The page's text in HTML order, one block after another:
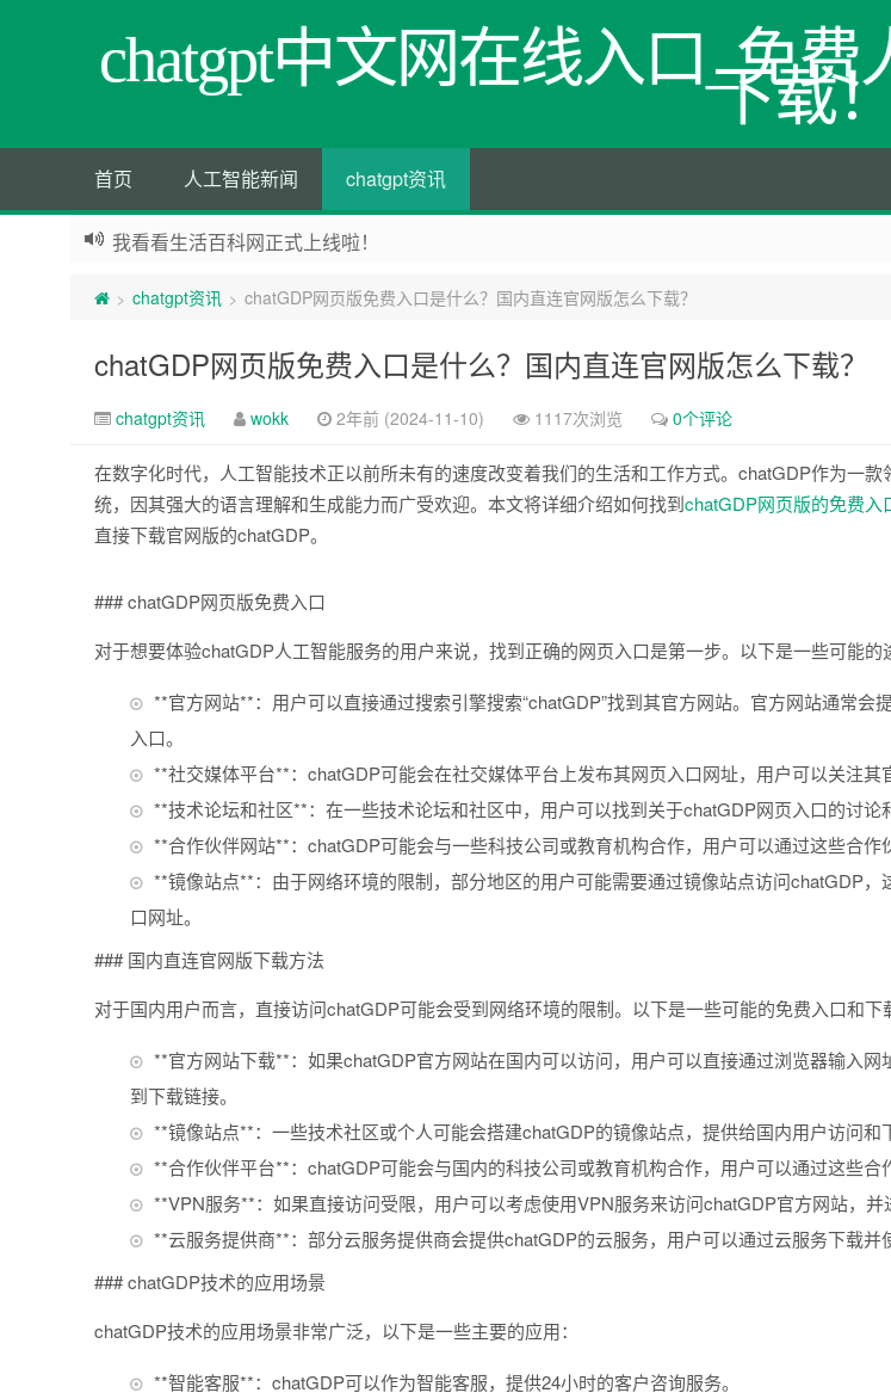
chatgpt中文网在线入口_免
下载！
首页 人工智能新闻 chatgpt资讯
我看看生活百科网正式上线啦！
> chatgpt资讯 > chatGDP网页版免费入口是什么？国内直连官网版怎么下载？
chatGDP网页版免费入口是什么？国内直连官网版怎么下载？
chatgpt资讯 wokk 2年前 (2024-11-10) 1117次浏览 0个评论
在数字化时代，人工智能技术正以前所未有的速度改变着我们的生活和工作方式。chatGDP作为一款
统，因其强大的语言理解和生成能力而广受欢迎。本文将详细介绍如何找到chatGDP网页版的免费入
直接下载官网版的chatGDP。
### chatGDP网页版免费入口
对于想要体验chatGDP人工智能服务的用户来说，找到正确的网页入口是第一步。以下是一些可能的
**官方网站**：用户可以直接通过搜索引擎搜索“chatGDP”找到其官方网站。官方网站通常会
入口。
**社交媒体平台**：chatGDP可能会在社交媒体平台上发布其网页入口网址，用户可以关注其
**技术论坛和社区**：在一些技术论坛和社区中，用户可以找到关于chatGDP网页入口的讨论
**合作伙伴网站**：chatGDP可能会与一些科技公司或教育机构合作，用户可以通过这些合作
**镜像站点**：由于网络环境的限制，部分地区的用户可能需要通过镜像站点访问chatGDP，
口网址。
### 国内直连官网版下载方法
对于国内用户而言，直接访问chatGDP可能会受到网络环境的限制。以下是一些可能的免费入口和下
**官方网站下载**：如果chatGDP官方网站在国内可以访问，用户可以直接通过浏览器输入网
到下载链接。
**镜像站点**：一些技术社区或个人可能会搭建chatGDP的镜像站点，提供给国内用户访问和
**合作伙伴平台**：chatGDP可能会与国内的科技公司或教育机构合作，用户可以通过这些合
**VPN服务**：如果直接访问受限，用户可以考虑使用VPN服务来访问chatGDP官方网站，并
**云服务提供商**：部分云服务提供商会提供chatGDP的云服务，用户可以通过云服务下载并
### chatGDP技术的应用场景
chatGDP技术的应用场景非常广泛，以下是一些主要的应用：
**智能客服**：chatGDP可以作为智能客服，提供24小时的客户咨询服务。